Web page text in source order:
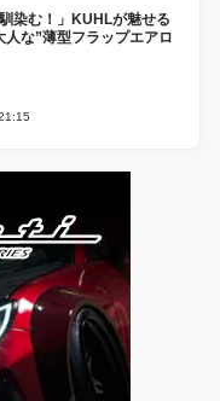
染む！」KUHLが魅せる
な”薄型フラップエアロ